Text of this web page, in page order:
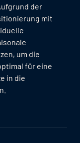
der
mit
um die
für eine
in die